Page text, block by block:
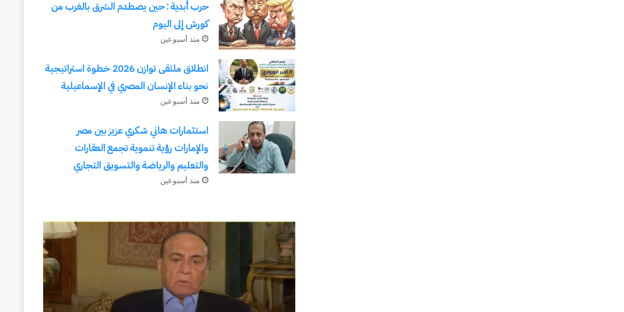
حرب أبدية : حين يصطدم الشرق بالغرب من
كورش إلى اليوم
منذ أسبوعين
انطلاق ملتقى توازن 2026 خطوة استراتيجية
نحو بناء الإنسان المصري في الإسماعيلية
منذ أسبوعين
استثمارات هاني شكري عزيز بين مصر
والإمارات رؤية تنموية تجمع العقارات
والتعليم والرياضة والتسويق التجاري
منذ أسبوعين
وكالة
الـ
CIA
و
٢٣